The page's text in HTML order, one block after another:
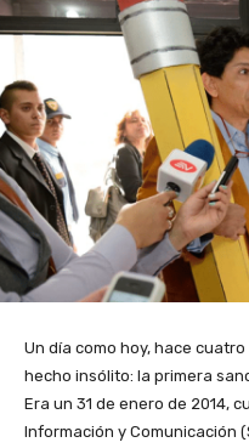
Un día como hoy, hace
hecho insólito: la primera
Era un 31 de enero de 2014,
Información y Comunicación